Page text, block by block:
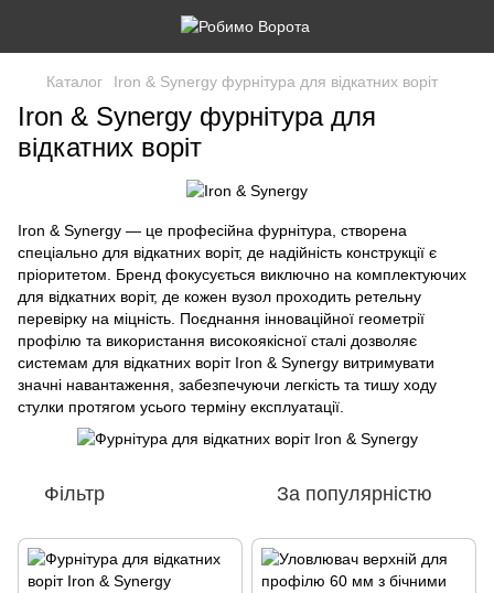
Каталог Iron & Synergy фурнітура для відкатних воріт
Iron & Synergy фурнітура для
відкатних воріт
Iron & Synergy — це професійна фурнітура, створена
спеціально для відкатних воріт, де надійність конструкції є
пріоритетом. Бренд фокусується виключно на комплектуючих
для відкатних воріт, де кожен вузол проходить ретельну
перевірку на міцність. Поєднання інноваційної геометрії
профілю та використання високоякісної сталі дозволяє
системам для відкатних воріт Iron & Synergy витримувати
значні навантаження, забезпечуючи легкість та тишу ходу
стулки протягом усього терміну експлуатації.
Фільтр За популярністю